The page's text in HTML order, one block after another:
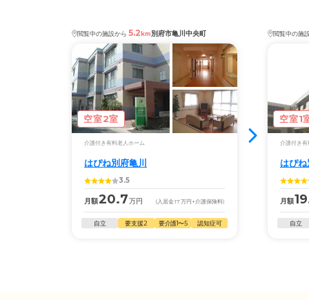
閲覧中の施設から 5.2km別府市亀川中央町
空室2室
介護付き有料老人ホーム
はぴね別府亀川
3.5
月額20.7万円 (入居金17 万円 +介護保険料)
自立 要支援2 要介護1〜5 認知症可
閲覧中の施
空室1
介護付き有
はぴ
月額
自立